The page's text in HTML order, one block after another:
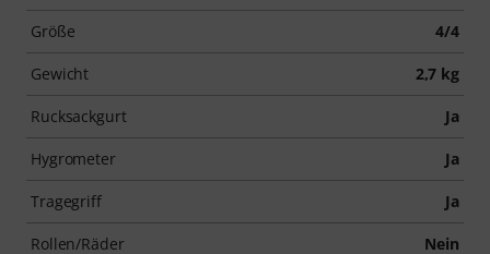
Größe 4/4
Gewicht 2,7 kg
Rucksackgurt Ja
Hygrometer Ja
Tragegriff Ja
Rollen/Räder Nein